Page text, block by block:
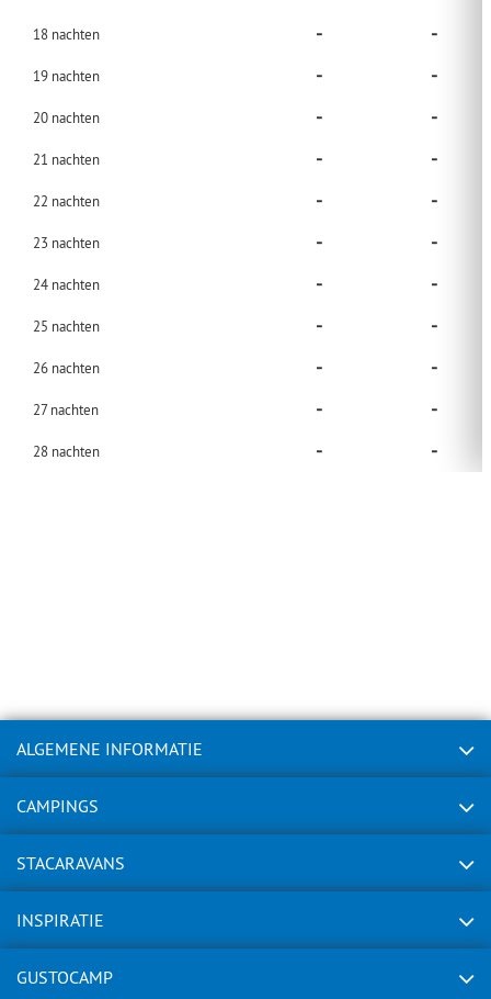
18 nachten - -
19 nachten - -
20 nachten - -
21 nachten - -
22 nachten - -
23 nachten - -
24 nachten - -
25 nachten - -
26 nachten - -
27nachten - -
28 nachten - -
ALGEMENE INFORMATIE
CAMPINGS
STACARAVANS
INSPIRATIE
GUSTOCAMP